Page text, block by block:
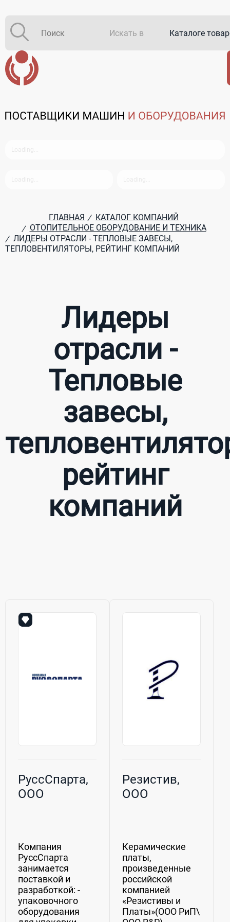
Искать в Каталоге
ГЛАВНАЯ / КАТАЛОГ КОМПАНИЙ
/ ОТОПИТЕЛЬНОЕ ОБОРУДОВАНИЕ И ТЕХНИКА
/ ЛИДЕРЫ ОТРАСЛИ - ТЕПЛОВЫЕ ЗАВЕСЫ,
ТЕПЛОВЕНТИЛЯТОРЫ, РЕЙТИНГ КОМПАНИЙ
Лидеры
отрасли -
Тепловые
завесы,
рейтинг
компаний
РуссСпарта,
ООО
Компания
РуссСпарта
занимается
поставкой и
разработкой: -
упаковочного
оборудования
Резистив,
ООО
Керамические
платы,
произведенные
российской
компанией
«Резистивы и
Платы»(ООО РиП\